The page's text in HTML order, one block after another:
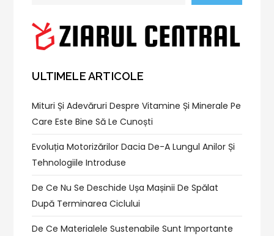
ULTIMELE ARTICOLE
Mituri Și Adevăruri Despre Vitamine Și Minerale Pe
Care Este Bine Să Le Cunoști
Evoluția Motorizărilor Dacia De-A Lungul Anilor Și
Tehnologiile Introduse
De Ce Nu Se Deschide Ușa Mașinii De Spălat
După Terminarea Ciclului
De Ce Materialele Sustenabile Sunt Importante